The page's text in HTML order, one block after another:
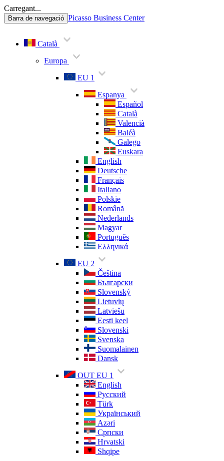
Carregant...
Barra de navegació Picasso Business Center
Català
Europa
EU 1
Espanya
Español
Català
Valencià
Baléà
Galego
Euskara
English
Deutsche
Français
Italiano
Polskie
Română
Nederlands
Magyar
Português
Ελληνικά
EU 2
Čeština
Български
Slovenský
Lietuvių
Latviešu
Eesti keel
Slovenski
Svenska
Suomalainen
Dansk
OUT EU 1
English
Русский
Türk
Український
Azəri
Српски
Hrvatski
Shqipe